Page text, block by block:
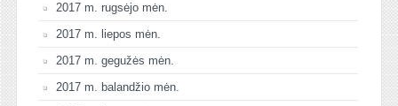
2017 m. rugsėjo mėn.
2017 m. liepos mėn.
2017 m. gegužės mėn.
2017 m. balandžio mėn.